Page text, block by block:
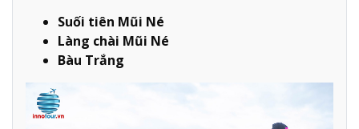
Suối tiên Mũi Né
Làng chài Mũi Né
Bàu Trắng